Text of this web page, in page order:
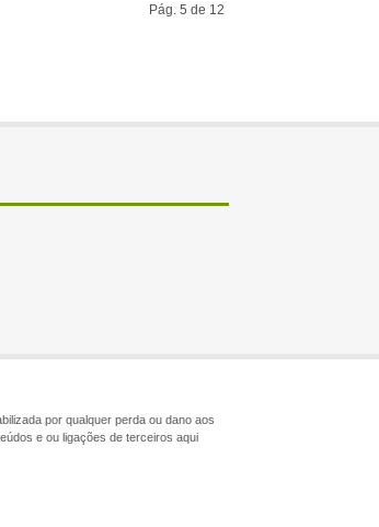
Pág. 5 de 12
por qualquer perda ou dano aos
e ou ligações de terceiros aqui